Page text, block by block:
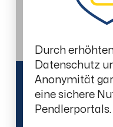
Durch
Datenschutz
Anonymität
eine sichere
Pendlerportals.